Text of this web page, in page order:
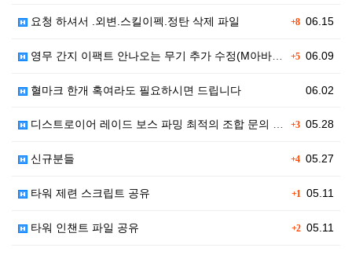
+806.15
요청 하셔서 .외변.스킬이펙.정탄 삭제 파일
+506.09
영무 간지 이팩트 안나오는 무기 추가 수정(M아바타)
06.02
혈마크 한개 혹여라도 필요하시면 드립니다
+305.28
디스트로이어 레이드 보스 파밍 최적의 조합 문의 (오버…
+405.27
신규분들
+105.11
타워 제련 스크립트 공유
+205.11
타워 인챈트 파일 공유